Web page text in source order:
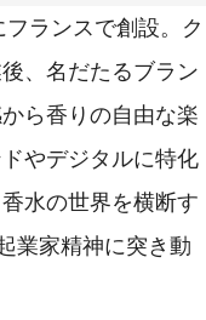
ランスで創設。ク
、名だたるブラン
ら香りの自由な楽
やデジタルに特化
水の世界を横断す
業家精神に突き動